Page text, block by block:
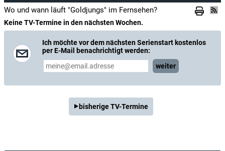
Wo und wann läuft "Goldjungs" im Fernsehen?
Keine TV-Termine in den nächsten Wochen.
Ich möchte vor dem nächsten Serienstart kostenlos
per E-Mail benachrichtigt werden:
weiter
bisherige TV-Termine